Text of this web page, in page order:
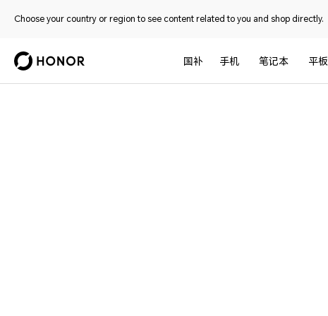
Choose your country or region to see content related to you and shop directly.
国补 手机 笔记本 平板
在这里，开启荣耀之旅